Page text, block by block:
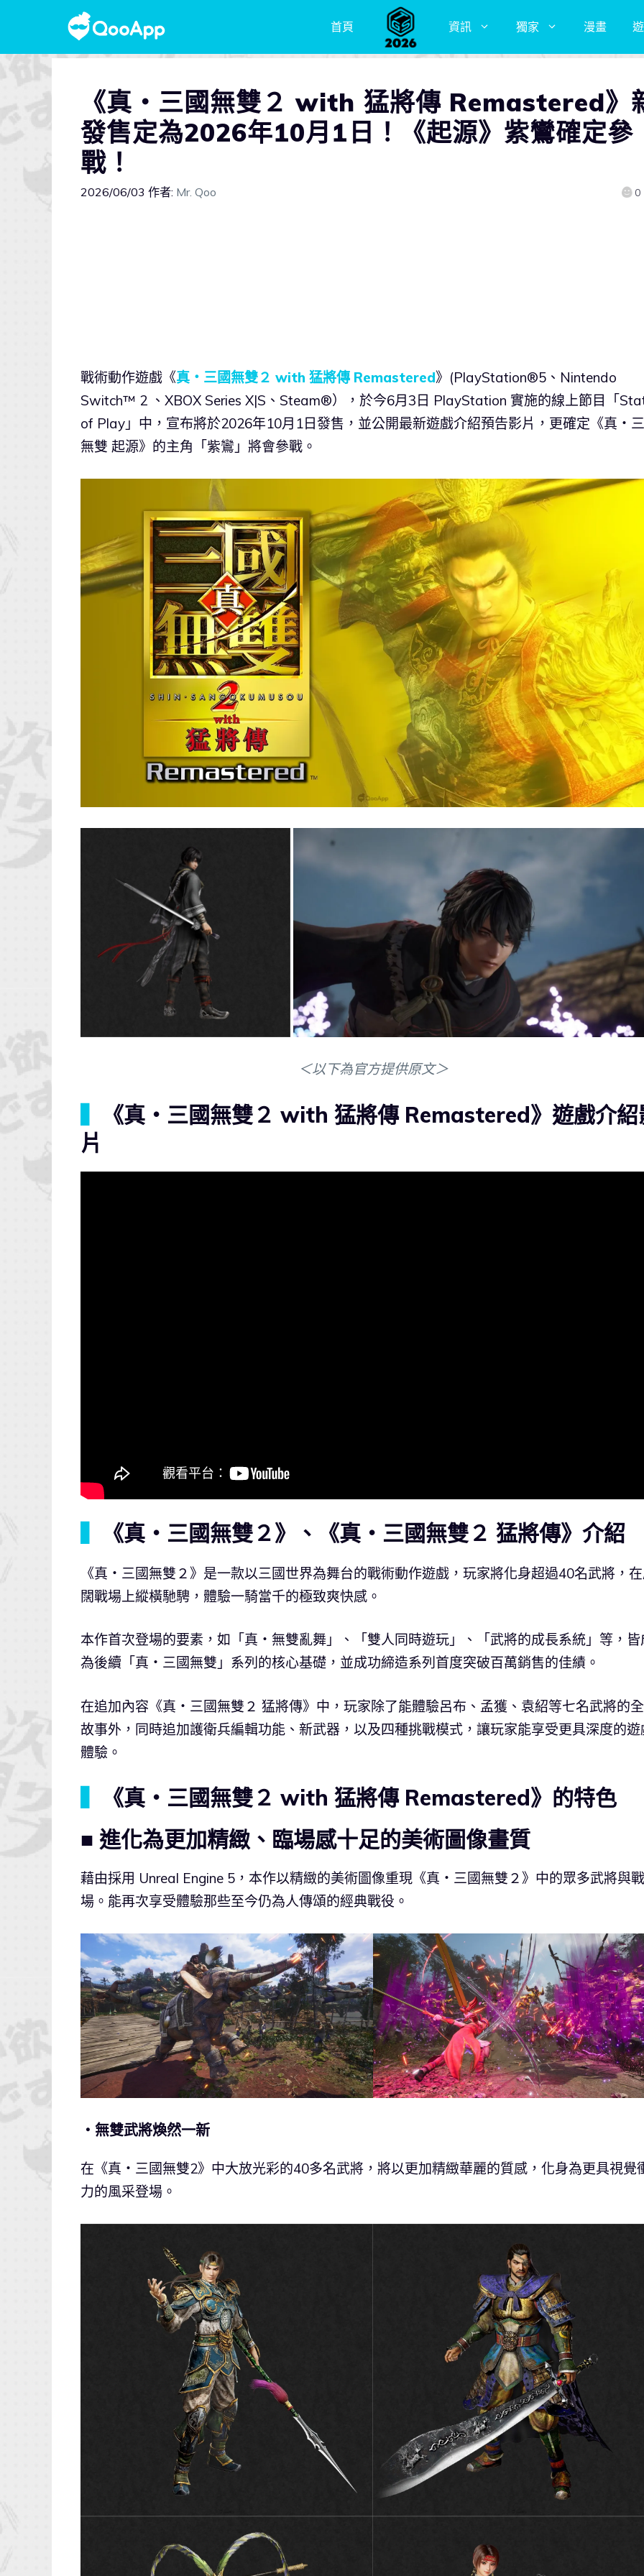
首頁 資訊 獨家 漫畫
《真・三國無雙２ with 猛將傳 Remastered》
發售定為2026年10月1日！《起源》紫鸞確定參
戰！
2026/06/03 作者: Mr. Qoo 0
戰術動作遊戲《真・三國無雙２ with 猛將傳 Remastered》(PlayStation®5、Nintendo
Switch™ 2 、XBOX Series X|S、Steam®），於今6月3日 PlayStation 實施的線上節目「
of Play」中，宣布將於2026年10月1日發售，並公開最新遊戲介紹預告影片，更確定《真・
無雙 起源》的主角「紫鸞」將會參戰。
＜以下為官方提供原文＞
《真・三國無雙２ with 猛將傳 Remastered》遊戲介紹
片
《真・三國無雙２》、《真・三國無雙２ 猛將傳》介紹
《真・三國無雙２》是一款以三國世界為舞台的戰術動作遊戲，玩家將化身超過40名武將，
闊戰場上縱橫馳騁，體驗一騎當千的極致爽快感。
本作首次登場的要素，如「真・無雙亂舞」、「雙人同時遊玩」、「武將的成長系統」等，皆
為後續「真・三國無雙」系列的核心基礎，並成功締造系列首度突破百萬銷售的佳績。
在追加內容《真・三國無雙２ 猛將傳》中，玩家除了能體驗呂布、孟獲、袁紹等七名武將的
故事外，同時追加護衛兵編輯功能、新武器，以及四種挑戰模式，讓玩家能享受更具深度的遊
體驗。
《真・三國無雙２ with 猛將傳 Remastered》的特色
■ 進化為更加精緻、臨場感十足的美術圖像畫質
藉由採用 Unreal Engine 5，本作以精緻的美術圖像重現《真・三國無雙２》中的眾多武將與戰
場。能再次享受體驗那些至今仍為人傳頌的經典戰役。
・無雙武將煥然一新
在《真・三國無雙2》中大放光彩的40多名武將，將以更加精緻華麗的質感，化身為更具視覺
力的風采登場。